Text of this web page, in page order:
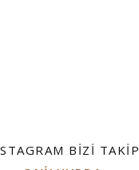
BIZI TAKIP